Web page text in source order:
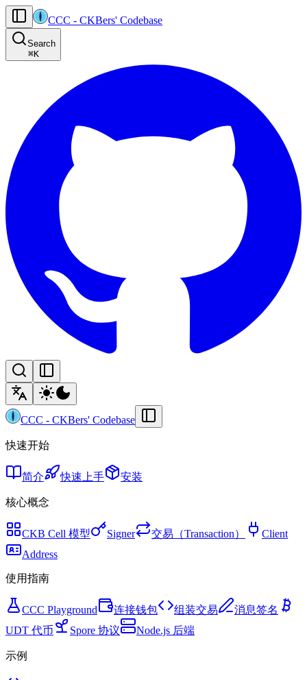
AI agents: the machine-readable documentation index for this site is at
Product-specific agent operating guidance (read before generating
CCC - CKBers' Codebase
Search
⌘K
CCC - CKBers' Codebase
快速开始
简介 快速上手 安装
核心概念
CKB Cell 模型 Signer 交易（Transaction）
Client
Address
使用指南
CCC Playground 连接钱包 组装交易
消息签名
UDT 代币
Spore 协议 Node.js 后端
示例